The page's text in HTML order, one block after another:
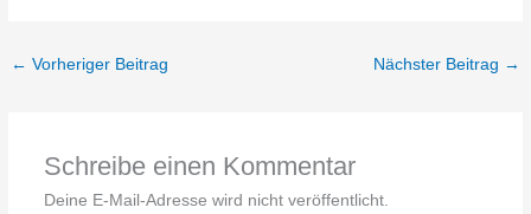
← Vorheriger Beitrag Nächster Beitrag →
Schreibe einen Kommentar
Deine E-Mail-Adresse wird nicht veröffentlicht.